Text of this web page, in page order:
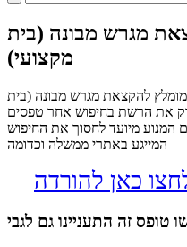
מגרש מבונה (בית
מקצועי)
להקצאת מגרש מבונה (בית
את הרשת בחיפוש אחר טפסים
המנוע מיועד לחסוך את החיפוש
המייגע באתרי ממשלה וכדומה
כאן להורדה
טופס זה התעניינו גם לגבי